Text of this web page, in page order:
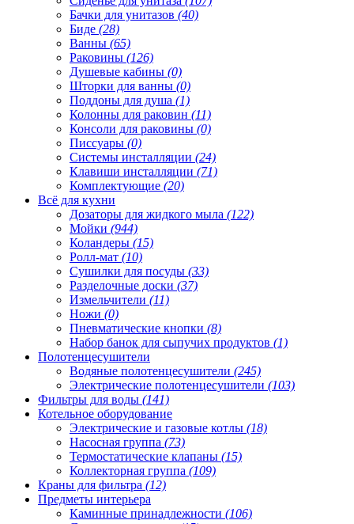
Бачки для унитазов (40)
Биде (28)
Ванны (65)
Раковины (126)
Душевые кабины (0)
Шторки для ванны (0)
Поддоны для душа (1)
Колонны для раковин (11)
Консоли для раковины (0)
Писсуары (0)
Системы инсталляции (24)
Клавиши инсталляции (71)
Комплектующие (20)
Всё для кухни
Дозаторы для жидкого мыла (122)
Мойки (944)
Коландеры (15)
Ролл-мат (10)
Сушилки для посуды (33)
Разделочные доски (37)
Измельчители (11)
Ножи (0)
Пневматические кнопки (8)
Набор банок для сыпучих продуктов (1)
Полотенцесушители
Водяные полотенцесушители (245)
Электрические полотенцесушители (103)
Фильтры для воды (141)
Котельное оборудование
Электрические и газовые котлы (18)
Насосная группа (73)
Термостатические клапаны (15)
Коллекторная группа (109)
Краны для фильтра (12)
Предметы интерьера
Каминные принадлежности (106)